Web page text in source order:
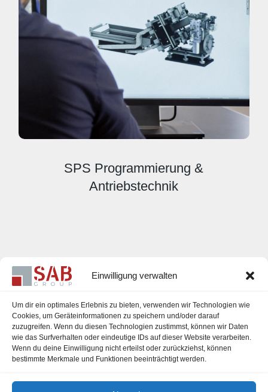
Einwilligung verwalten
Um dir ein optimales Erlebnis zu bieten, verwenden wir Technologien wie
Cookies, um Geräteinformationen zu speichern und/oder darauf
zuzugreifen. Wenn du diesen Technologien zustimmst, können wir Daten
wie das Surfverhalten oder eindeutige IDs auf dieser Website verarbeiten.
Wenn du deine Einwilligung nicht erteilst oder zurückziehst, können
bestimmte Merkmale und Funktionen beeinträchtigt werden.
SPS Programmierung &
Antriebstechnik
Karriere
Impressum
Datenschutzerklärung